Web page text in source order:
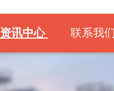
资讯中心 联系我们